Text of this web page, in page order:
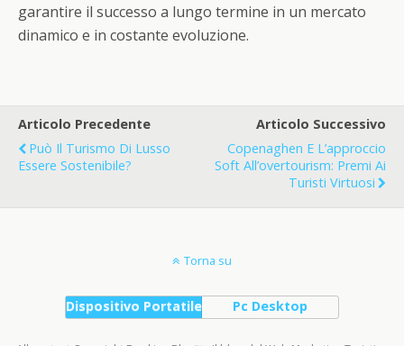
garantire il successo a lungo termine in un mercato
dinamico e in costante evoluzione.
Articolo Precedente
Può Il Turismo Di Lusso
Essere Sostenibile?
Articolo Successivo
Copenaghen E L’approccio
Soft All’overtourism: Premi Ai
Turisti Virtuosi
Torna su
Dispositivo Portatile Pc Desktop